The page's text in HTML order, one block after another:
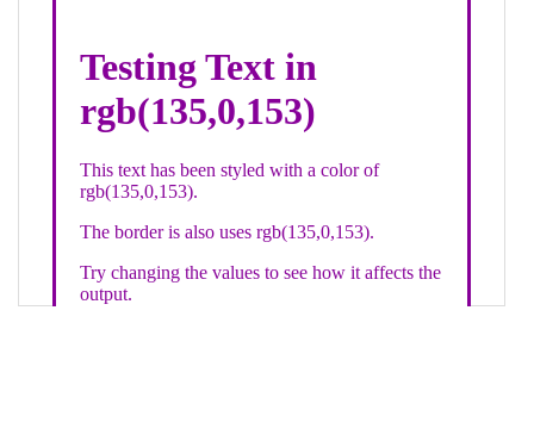
div class="textColor borderColor"
< h1>Testing Text in rgb(135,0,153)